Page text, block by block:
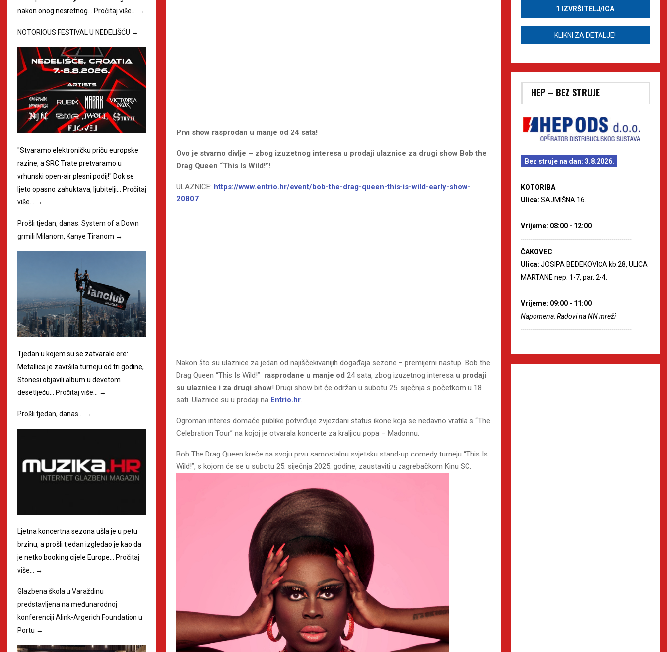
Prvi show rasprodan u manje od 24 sata!
Ovo je stvarno divlje – zbog izuzetnog interesa u prodaji ulaznice za drugi show Bob the
Drag Queen “This Is Wild!”!
ULAZNICE: https://www.entrio.hr/event/bob-the-drag-queen-this-is-wild-early-show-
20807
Nakon što su ulaznice za jedan od najiščekivanijih događaja sezone – premijerni nastup Bob the
Drag Queen “This Is Wild!” rasprodane u manje od 24 sata, zbog izuzetnog interesa u prodaji
su ulaznice i za drugi show! Drugi show bit će održan u subotu 25. siječnja s početkom u 18
sati. Ulaznice su u prodaji na Entrio.hr.
Ogroman interes domaće publike potvrđuje zvjezdani status ikone koja se nedavno vratila s “The
Celebration Tour” na kojoj je otvarala koncerte za kraljicu popa – Madonnu.
Bob The Drag Queen kreće na svoju prvu samostalnu svjetsku stand-up comedy turneju “This Is
Wild!”, s kojom će se u subotu 25. siječnja 2025. godine, zaustaviti u zagrebačkom Kinu SC.
nakon onog nesretnog… Pročitaj više… →
NOTORIOUS FESTIVAL U NEDELIŠĆU →
"Stvaramo elektroničku priču europske
razine, a SRC Trate pretvaramo u
vrhunski open-air plesni podij!" Dok se
ljeto opasno zahuktava, ljubitelji…
Pročitaj
više…
→
Prošli tjedan, danas: System of a Down
grmili Milanom, Kanye Tiranom →
Tjedan u kojem su se zatvarale ere:
Metallica je završila turneju od tri godine,
Stonesi objavili album u devetom
desetljeću…
Pročitaj više… →
Prošli tjedan, danas… →
Ljetna koncertna sezona ušla je u petu
brzinu, a prošli tjedan izgledao je kao da
je netko booking cijele Europe…
Pročitaj
više…
→
Glazbena škola u Varaždinu
predstavljena na međunarodnoj
konferenciji Alink-Argerich Foundation u
Portu →
1 IZVRŠITELJ/ICA
KLIKNI ZA DETALJE!
HEP – BEZ STRUJE
Bez struje na dan: 3.8.2026.
KOTORIBA
Ulica: SAJMIŠNA 16.
Vrijeme: 08:00 - 12:00
--------------------------------------------------------
ČAKOVEC
Ulica: JOSIPA BEDEKOVIĆA kb.28, ULICA
MARTANE nep. 1-7, par. 2-4.
Vrijeme: 09:00 - 11:00
Napomena: Radovi na NN mreži
--------------------------------------------------------